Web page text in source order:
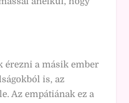
érezni a másik ember
is, az
Az empátiának ez a